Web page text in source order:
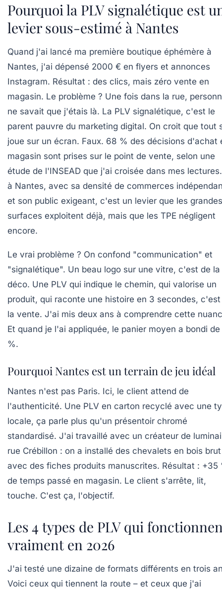
Pourquoi la PLV signalétique est
levier sous-estimé à Nantes
Quand j'ai lancé ma première boutique éphémère à
Nantes, j'ai dépensé 2000 € en flyers et annonces
Instagram. Résultat : des clics, mais zéro vente en
magasin. Le problème ? Une fois dans la rue,
ne savait que j'étais là. La PLV signalétique, c'est le
parent pauvre du marketing digital. On croit que tout
joue sur un écran. Faux. 68 % des décisions d'achat
magasin sont prises sur le point de vente, selon une
étude de l'INSEAD que j'ai croisée dans mes
à Nantes, avec sa densité de commerces
et son public exigeant, c'est un levier que les grandes
surfaces exploitent déjà, mais que les TPE négligent
encore.
Le vrai problème ? On confond "communication" et
"signalétique". Un beau logo sur une vitre, c'est de la
déco. Une PLV qui indique le chemin, qui valorise un
produit, qui raconte une histoire en 3 secondes,
la vente. J'ai mis deux ans à comprendre cette
Et quand je l'ai appliquée, le panier moyen a bondi de
%.
Pourquoi Nantes est un terrain de jeu idéal
Nantes n'est pas Paris. Ici, le client attend de
l'authenticité. Une PLV en carton recyclé avec une
locale, ça parle plus qu'un présentoir chromé
standardisé. J'ai travaillé avec un créateur de
rue Crébillon : on a installé des chevalets en bois brut
avec des fiches produits manuscrites. Résultat : +35
de temps passé en magasin. Le client s'arrête, lit,
touche. C'est ça, l'objectif.
Les 4 types de PLV qui
vraiment en 2026
J'ai testé une dizaine de formats différents en trois
Voici ceux qui tiennent la route – et ceux que j'ai